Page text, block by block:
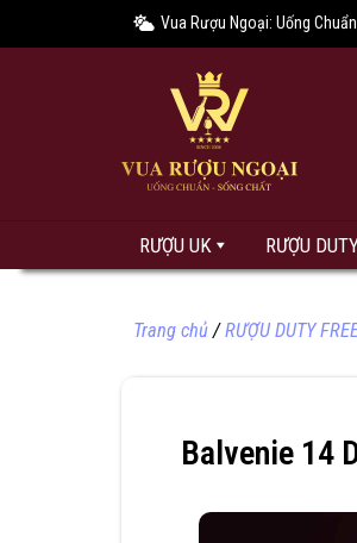
Vua Rượu Ngoại: Uống
RƯỢU UK RƯỢU
Trang chủ/RƯỢU DUTY
Balvenie 14